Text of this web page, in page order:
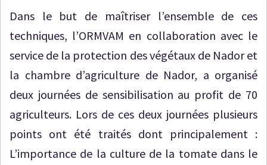
Dans le but de maîtriser l’ensemble de ces
techniques, l’ORMVAM en collaboration avec le
service de la protection des végétaux de Nador et
la chambre d’agriculture de Nador, a organisé
deux journées de sensibilisation au profit de 70
agriculteurs. Lors de ces deux journées plusieurs
points ont été traités dont principalement :
L’importance de la culture de la tomate dans le